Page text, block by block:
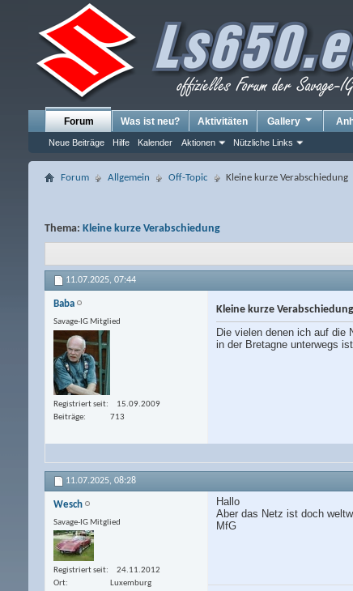
Forum
Neue Beiträge Hilfe Kalender Aktionen Nützliche Links
Was ist neu? Aktivitäten Gallery
Forum Allgemein Off-Topic Kleine kurze Verabschiedung
Thema: Kleine kurze Verabschiedung
11.07.2025, 07:44
Baba
Savage-IG Mitglied
Registriert seit
15.09.2009
Beiträge
713
Kleine kurze Verabschiedung
Die vielen denen ich auf die
in der Bretagne unterwegs
11.07.2025, 08:28
Wesch
Savage-IG Mitglied
Registriert seit
24.11.2012
Ort
Luxemburg
Hallo
Aber das Netz ist doch
MfG